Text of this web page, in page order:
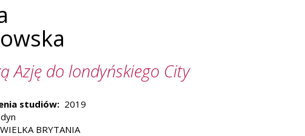
Azję do londyńskiego City
studiów
2019
WIELKA BRYTANIA